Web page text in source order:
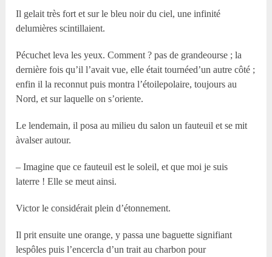
Il gelait très fort et sur le bleu noir du ciel, une infinité
delumières scintillaient.
Pécuchet leva les yeux. Comment ? pas de grandeourse ; la
dernière fois qu’il l’avait vue, elle était tournéed’un autre côté ;
enfin il la reconnut puis montra l’étoilepolaire, toujours au
Nord, et sur laquelle on s’oriente.
Le lendemain, il posa au milieu du salon un fauteuil et se mit
àvalser autour.
– Imagine que ce fauteuil est le soleil, et que moi je suis
laterre ! Elle se meut ainsi.
Victor le considérait plein d’étonnement.
Il prit ensuite une orange, y passa une baguette signifiant
lespôles puis l’encercla d’un trait au charbon pour